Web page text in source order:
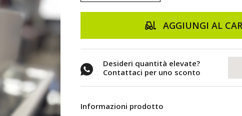
AGGIUNGI AL
Desideri quantità elevate?
Contattaci per uno sconto
Informazioni prodotto